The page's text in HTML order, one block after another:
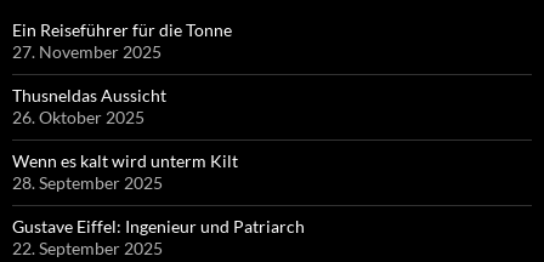
Ein Reiseführer für die Tonne
27. November 2025
Thusneldas Aussicht
26. Oktober 2025
Wenn es kalt wird unterm Kilt
28. September 2025
Gustave Eiffel: Ingenieur und Patriarch
22. September 2025